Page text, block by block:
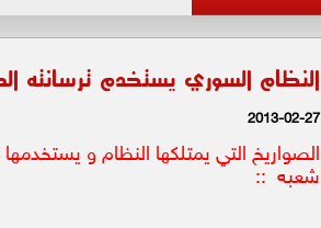
النظام السوري يستخدم ترسانته
2013-02-27
الصواريخ التي يمتلكها النظام و
شعبه ::